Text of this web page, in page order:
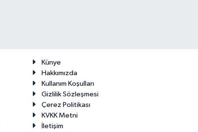
Künye
Hakkımızda
Kullanım Koşulları
Gizlilik Sözleşmesi
Çerez Politikası
KVKK Metni
İletişim